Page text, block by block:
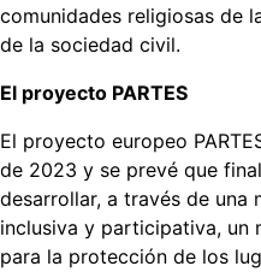
comunidades religiosas de
de la sociedad civil.
El proyecto PARTES
El proyecto europeo
de 2023 y se prevé que
desarrollar, a través de una
inclusiva y participativa, un
para la protección de los